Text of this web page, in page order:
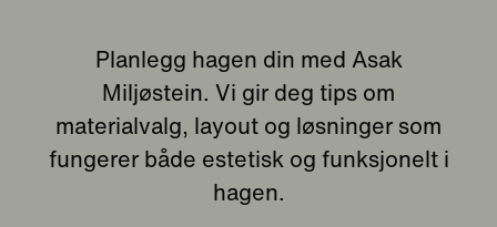
Planlegg hagen din med Asak
Miljøstein. Vi gir deg tips om
materialvalg, layout og løsninger som
fungerer både estetisk og funksjonelt i
hagen.